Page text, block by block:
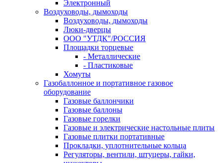
Электронный
Воздуховоды, дымоходы
Воздуховоды, дымоходы
Люки-дверцы
ООО "УТДК"/РОССИЯ
Площадки торцевые
- Металлические
- Пластиковые
Хомуты
Газобаллонное и портативное газовое
оборудование
Газовые баллончики
Газовые баллоны
Газовые горелки
Газовые и электрические настольные плиты
Газовые плитки портативные
Прокладки, уплотнительные кольца
Регуляторы, вентили, штуцеры, гайки,